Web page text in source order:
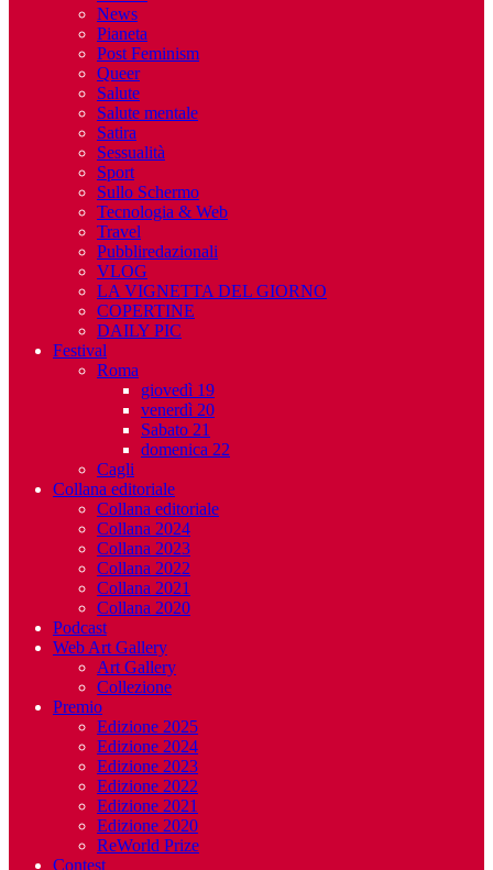
News
Pianeta
Post Feminism
Queer
Salute
Salute mentale
Satira
Sessualità
Sport
Sullo Schermo
Tecnologia & Web
Travel
Pubbliredazionali
VLOG
LA VIGNETTA DEL GIORNO
COPERTINE
DAILY PIC
Festival
Roma
giovedì 19
venerdì 20
Sabato 21
domenica 22
Cagli
Collana editoriale
Collana editoriale
Collana 2024
Collana 2023
Collana 2022
Collana 2021
Collana 2020
Podcast
Web Art Gallery
Art Gallery
Collezione
Premio
Edizione 2025
Edizione 2024
Edizione 2023
Edizione 2022
Edizione 2021
Edizione 2020
ReWorld Prize
Contest